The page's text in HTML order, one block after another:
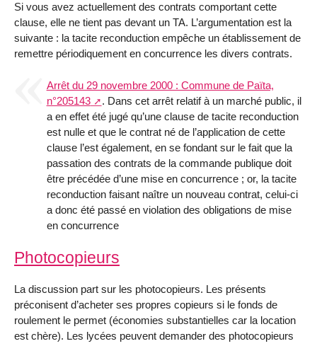
Si vous avez actuellement des contrats comportant cette
clause, elle ne tient pas devant un TA. L’argumentation est la
suivante : la tacite reconduction empêche un établissement de
remettre périodiquement en concurrence les divers contrats.
Arrêt du 29 novembre 2000 : Commune de Païta,
n°205143
. Dans cet arrêt relatif à un marché public, il
a en effet été jugé qu’une clause de tacite reconduction
est nulle et que le contrat né de l’application de cette
clause l’est également, en se fondant sur le fait que la
passation des contrats de la commande publique doit
être précédée d’une mise en concurrence ; or, la tacite
reconduction faisant naître un nouveau contrat, celui-ci
a donc été passé en violation des obligations de mise
en concurrence
Photocopieurs
La discussion part sur les photocopieurs. Les présents
préconisent d’acheter ses propres copieurs si le fonds de
roulement le permet (économies substantielles car la location
est chère). Les lycées peuvent demander des photocopieurs